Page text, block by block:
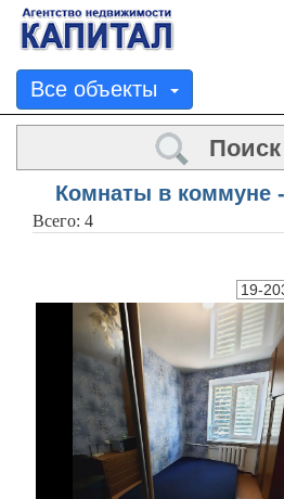
Все объекты
Комнаты в коммуне
Всего: 4
19-